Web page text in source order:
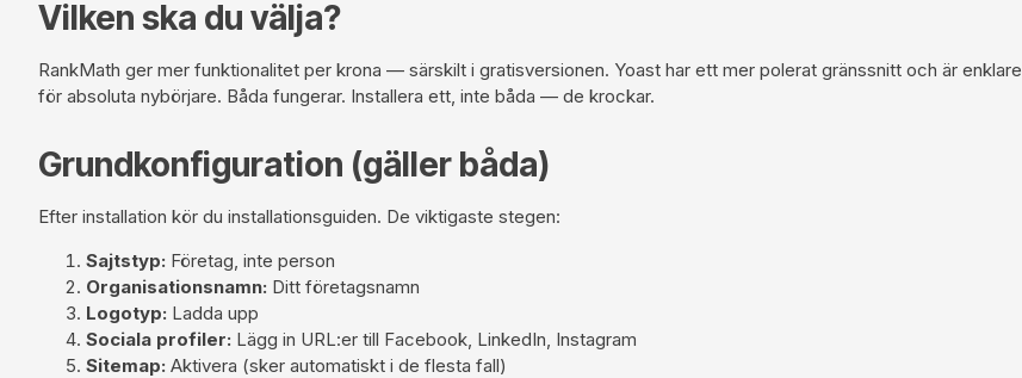
Vilken ska du välja?
RankMath ger mer funktionalitet per krona — särskilt i gratisversionen. Yoast har ett mer polerat gränssnitt och är enklare
för absoluta nybörjare. Båda fungerar. Installera ett, inte båda — de krockar.
Grundkonfiguration (gäller båda)
Efter installation kör du installationsguiden. De viktigaste stegen:
Sajtstyp: Företag, inte person
Organisationsnamn: Ditt företagsnamn
Logotyp: Ladda upp
Sociala profiler: Lägg in URL:er till Facebook, LinkedIn, Instagram
Sitemap: Aktivera (sker automatiskt i de flesta fall)